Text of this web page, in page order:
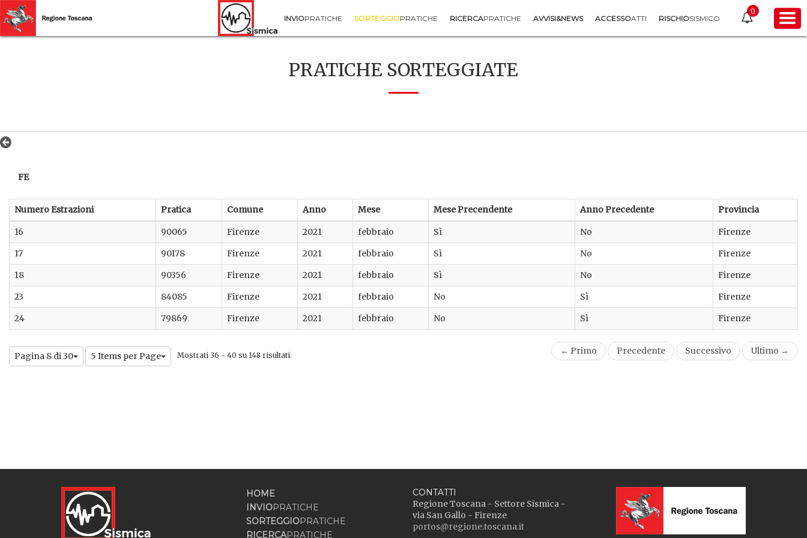
INVIOPRATICHE SORTEGGIOPRATICHE RICERCAPRATICHE AVVISI&NEWS ACCESSOATTI RISCHIOSISMICO
0
PRATICHE SORTEGGIATE
FE
Numero Estrazioni Pratica Comune Anno Mese Mese Precendente Anno Precedente Provincia
16 90065 Firenze 2021 febbraio Sì No
Firenze
17
90178 Firenze 2021 febbraio Sì No
Firenze
18
90356 Firenze 2021 febbraio Sì No
Firenze
23
84085 Firenze 2021 febbraio No Sì
Firenze
24
79869 Firenze 2021 febbraio No Sì Firenze
Pagina 8 di 30 5 Items per Page Mostrati 36 - 40 su 148 risultati. ← Primo Precedente Successivo Ultimo →
HOME
INVIOPRATICHE
SORTEGGIOPRATICHE
RICERCAPRATICHE
CONTATTI
Regione Toscana - Settore Sismica -
via San Gallo - Firenze
portos@regione.toscana.it